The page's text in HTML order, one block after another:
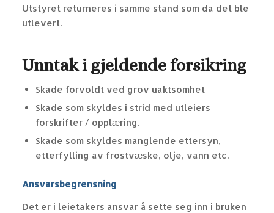
Utstyret returneres i samme stand som da det ble
utlevert.
Unntak i gjeldende forsikring
Skade forvoldt ved grov uaktsomhet
Skade som skyldes i strid med utleiers
forskrifter / opplæring.
Skade som skyldes manglende ettersyn,
etterfylling av frostvæske, olje, vann etc.
Ansvarsbegrensning
Det er i leietakers ansvar å sette seg inn i bruken